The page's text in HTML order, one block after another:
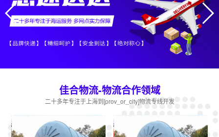
佳合物流-物流合作领域
二十多年专注于上海到[prov_or_city]物流专线开发